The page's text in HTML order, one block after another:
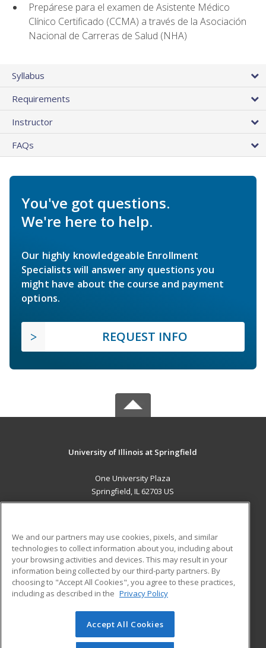
Prepárese para el examen de Asistente Médico
Clínico Certificado (CCMA) a través de la Asociación
Nacional de Carreras de Salud (NHA)
Syllabus
Requirements
Instructor
FAQs
You've got questions.
We're here to help.
Our highly knowledgeable Enrollment
Specialists will answer any questions you
might have about the course and payment
options.
REQUEST INFO
University of Illinois at Springfield
One University Plaza
Springfield, IL 62703 US
ADDITIONAL RESOURCES
Military
Financial Assistance
Help
Student Blog
© 2026 ed2go, a division of Cengage Learning. All rights
reserved. The material on this site cannot be reproduced or
We and our partners may use cookies, pixels, and similar
technologies to collect information about you, including about
your browsing activities and devices. This may result in your
information being collected by our third-party partners. By
choosing to "Accept All Cookies", you agree to these practices,
including as described in the Privacy Policy
Accept All Cookies